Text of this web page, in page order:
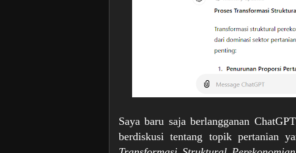
Saya baru saja berlangganan
berdiskusi tentang topik pertanian